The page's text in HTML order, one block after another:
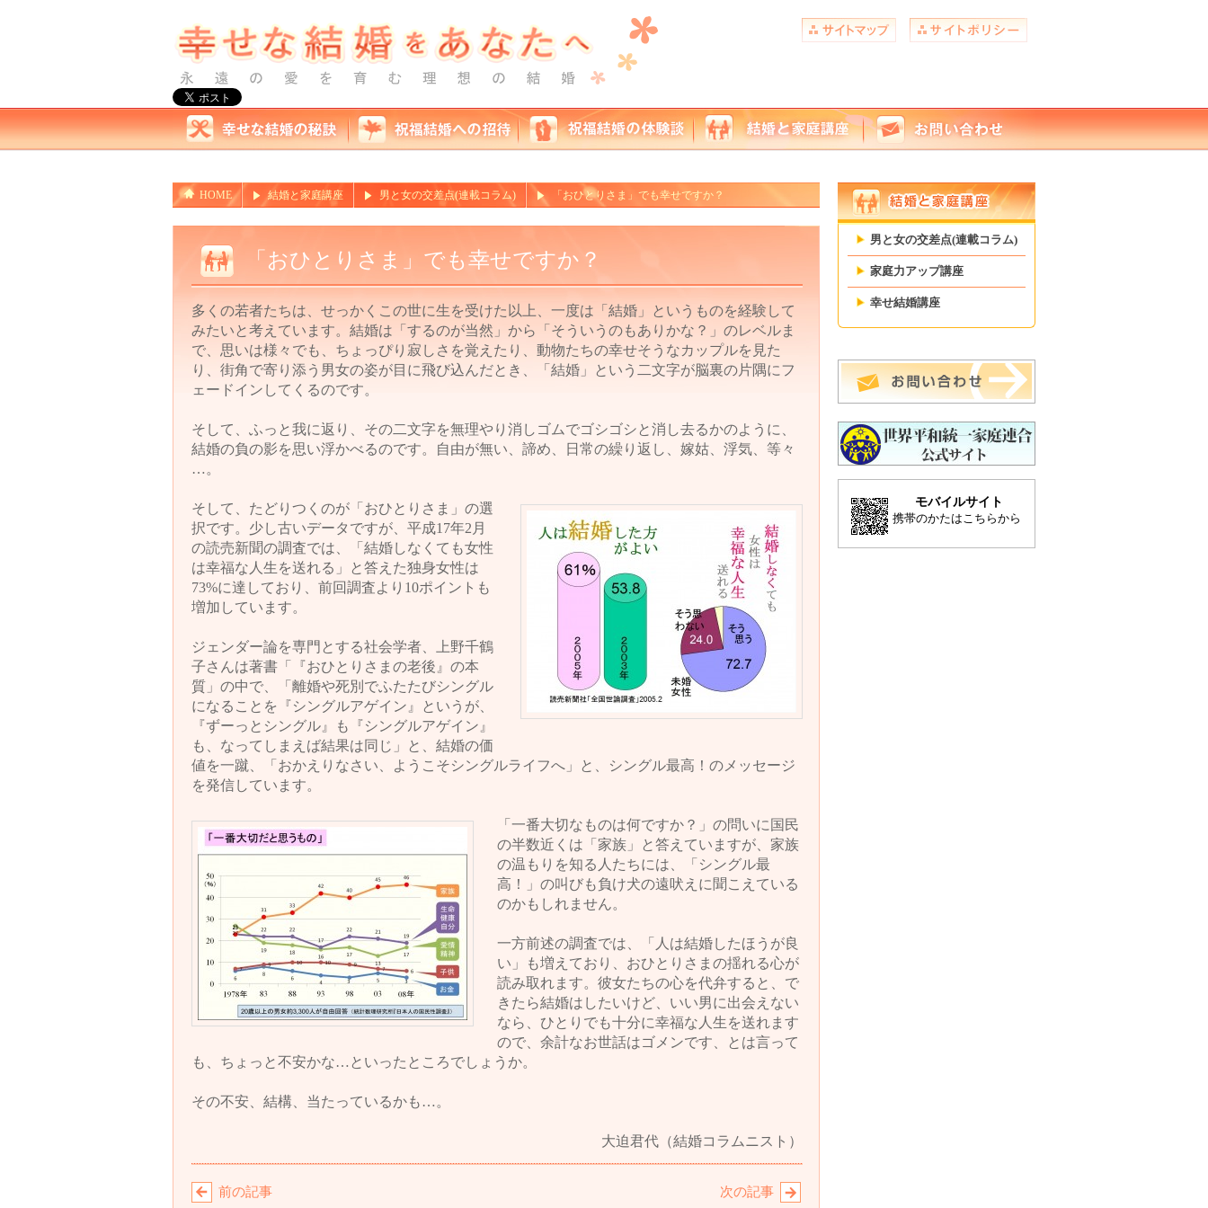
HOME 結婚と家庭講座 男と女の交差点(連載コラム) 「おひとりさま」でも幸せですか？
「おひとりさま」でも幸せですか？
多くの若者たちは、せっかくこの世に生を受けた以上、一度は「結婚」というものを経験して
みたいと考えています。結婚は「するのが当然」から「そういうのもありかな？」のレベルま
で、思いは様々でも、ちょっぴり寂しさを覚えたり、動物たちの幸せそうなカップルを見た
り、街角で寄り添う男女の姿が目に飛び込んだとき、「結婚」という二文字が脳裏の片隅にフ
ェードインしてくるのです。
そして、ふっと我に返り、その二文字を無理やり消しゴムでゴシゴシと消し去るかのように、
結婚の負の影を思い浮かべるのです。自由が無い、諦め、日常の繰り返し、嫁姑、浮気、等々
…。
そして、たどりつくのが「おひとりさま」の選
択です。少し古いデータですが、平成17年2月
の読売新聞の調査では、「結婚しなくても女性
は幸福な人生を送れる」と答えた独身女性は
73%に達しており、前回調査より10ポイントも
増加しています。
ジェンダー論を専門とする社会学者、上野千鶴
子さんは著書「『おひとりさまの老後』の本
質」の中で、「離婚や死別でふたたびシングル
になることを『シングルアゲイン』というが、
『ずーっとシングル』も『シングルアゲイン』
も、なってしまえば結果は同じ」と、結婚の価
値を一蹴、「おかえりなさい、ようこそシングルライフへ」と、シングル最高！のメッセージ
を発信しています。
「一番大切なものは何ですか？」の問いに国民
の半数近くは「家族」と答えていますが、家族
の温もりを知る人たちには、「シングル最
高！」の叫びも負け犬の遠吠えに聞こえている
のかもしれません。
一方前述の調査では、「人は結婚したほうが良
い」も増えており、おひとりさまの揺れる心が
読み取れます。彼女たちの心を代弁すると、で
きたら結婚はしたいけど、いい男に出会えない
なら、ひとりでも十分に幸福な人生を送れます
ので、余計なお世話はゴメンです、とは言って
も、ちょっと不安かな…といったところでしょうか。
その不安、結構、当たっているかも…。
大迫君代（結婚コラムニスト）
前の記事 次の記事
男と女の交差点(連載コラム)
家庭力アップ講座
幸せ結婚講座
モバイルサイト
携帯のかたはこちらから